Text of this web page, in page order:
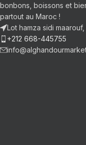
bonbons, boissons et
partout au Maroc !
Lot hamza sidi
+212 668-445755